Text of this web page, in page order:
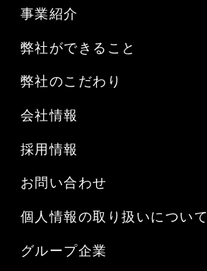
事業紹介
弊社ができること
弊社のこだわり
会社情報
採用情報
お問い合わせ
個人情報の取り扱いについて
グループ企業